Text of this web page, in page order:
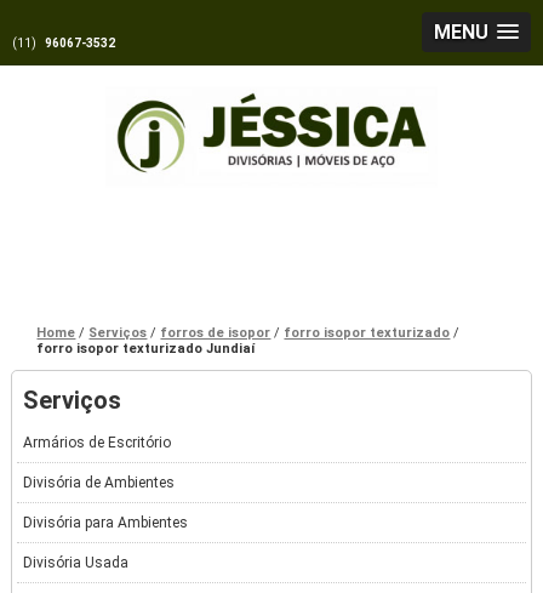
MENU
(11) 96067-3532
Home Serviços forros de isopor
forro isopor texturizado
forro isopor texturizado Jundiaí
Serviços
Armários de Escritório
Divisória de Ambientes
Divisória para Ambientes
Divisória Usada